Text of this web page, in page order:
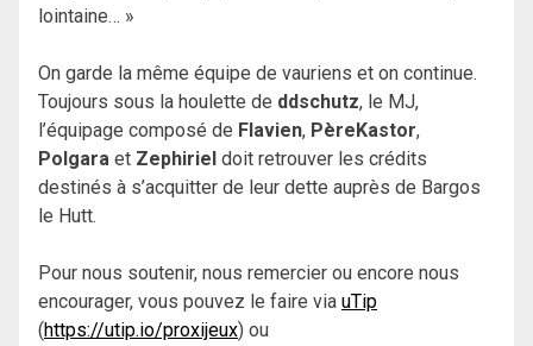
lointaine… »
On garde la même équipe de vauriens et on continue.
Toujours sous la houlette de ddschutz, le MJ,
l’équipage composé de Flavien, PèreKastor,
Polgara et Zephiriel doit retrouver les crédits
destinés à s’acquitter de leur dette auprès de Bargos
le Hutt.
Pour nous soutenir, nous remercier ou encore nous
encourager, vous pouvez le faire via uTip
(https://utip.io/proxijeux) ou